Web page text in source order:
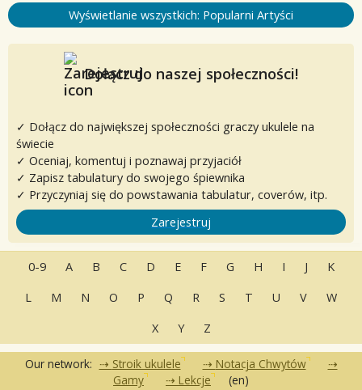
Wyświetlanie wszystkich: Popularni Artyści
Dołącz do naszej społeczności!
✓ Dołącz do największej społeczności graczy ukulele na
świecie
✓ Oceniaj, komentuj i poznawaj przyjaciół
✓ Zapisz tabulatury do swojego śpiewnika
✓ Przyczyniaj się do powstawania tabulatur, coverów, itp.
Zarejestruj
0-9 A B C D E F G H I J
K
L
M N O P Q R S T U V
W
X
Y Z
Our network: Stroik ukulele
Notacja Chwytów
Gamy
Lekcje (en)